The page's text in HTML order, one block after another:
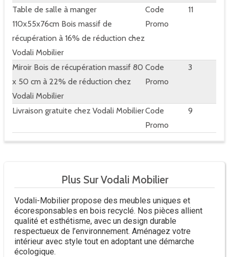
Table de salle à manger
110x55x76cm Bois massif de
récupération à 16% de réduction chez
Vodali Mobilier
Code
Promo
11
Miroir Bois de récupération massif 80
x 50 cm à 22% de réduction chez
Vodali Mobilier
Code
Promo
3
Livraison gratuite chez Vodali MobilierCode
Promo
9
Plus Sur Vodali Mobilier
Vodali-Mobilier propose des meubles uniques et
écoresponsables en bois recyclé. Nos pièces allient
qualité et esthétisme, avec un design durable
respectueux de l’environnement. Aménagez votre
intérieur avec style tout en adoptant une démarche
écologique.